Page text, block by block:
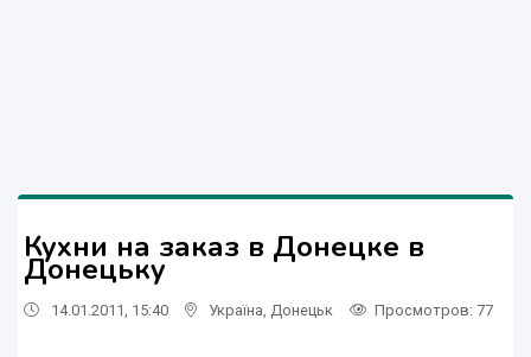
Кухни на заказ в Донецке в
Донецьку
14.01.2011, 15:40 Україна Донецьк Просмотров: 77